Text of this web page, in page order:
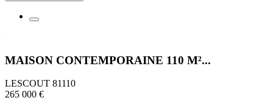
MAISON CONTEMPORAINE 110 M²...
LESCOUT 81110
265 000 €